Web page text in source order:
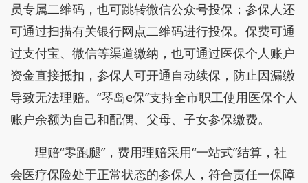
员专属二维码，也可跳转微信公众号投保；参保人还
可通过扫描有关银行网点二维码进行投保。保费可通
过支付宝、微信等渠道缴纳，也可通过医保个人账户
资金直接抵扣，参保人可开通自动续保，防止因漏缴
导致无法理赔。“琴岛e保”支持全市职工使用医保个人
账户余额为自己和配偶、父母、子女参保缴费。
理赔“零跑腿”，费用理赔采用“一站式”结算，社
会医疗保险处于正常状态的参保人，符合责任一保障